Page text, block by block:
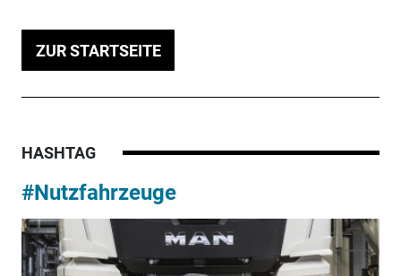
ZUR STARTSEITE
HASHTAG
#Nutzfahrzeuge